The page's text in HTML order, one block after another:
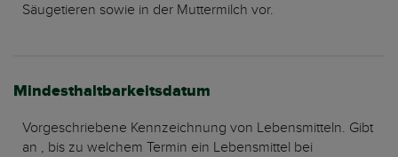
Säugetieren sowie in der Muttermilch vor.
Mindesthaltbarkeitsdatum
Vorgeschriebene Kennzeichnung von Lebensmitteln. Gibt
an , bis zu welchem Termin ein Lebensmittel bei